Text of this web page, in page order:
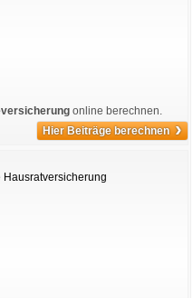
online berechnen.
Hier Beiträge berechnen ›